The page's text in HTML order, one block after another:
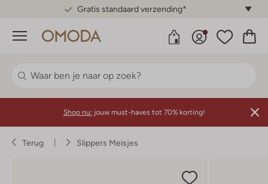
Gratis standaard verzending*
Menu
Shop nu: jouw must-haves tot 70% korting!
Terug Slippers Meisjes